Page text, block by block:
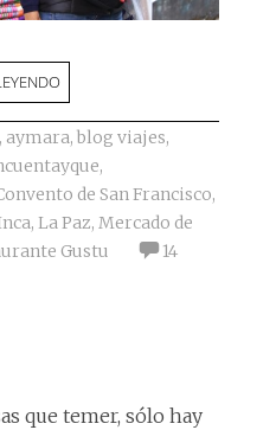
, aymara, blog viajes,
,
de San Francisco,
, La Paz, Mercado de
Gustu
14
que temer, sólo hay